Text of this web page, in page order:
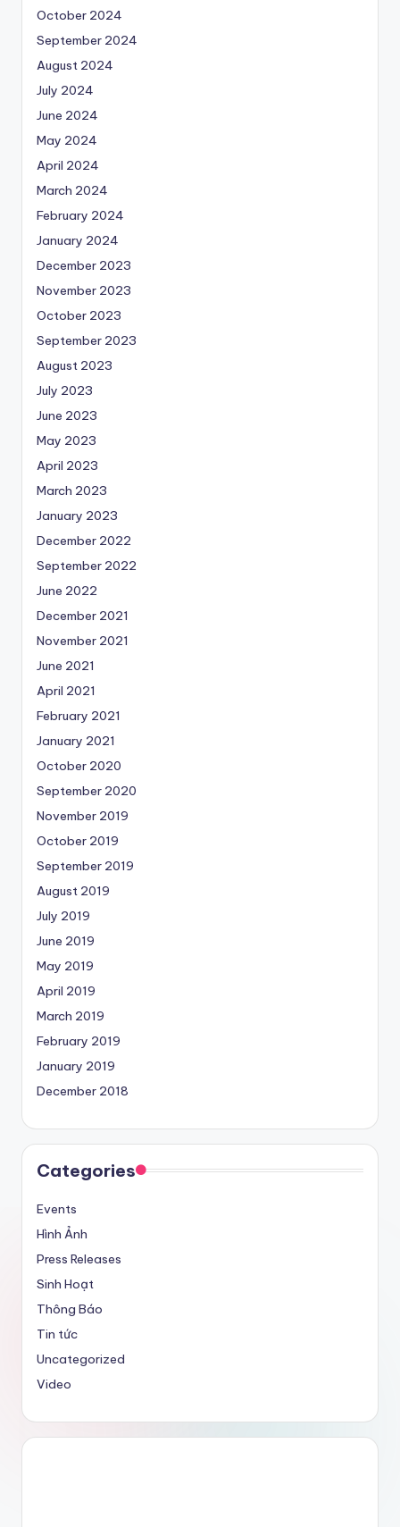
October 2024
September 2024
August 2024
July 2024
June 2024
May 2024
April 2024
March 2024
February 2024
January 2024
December 2023
November 2023
October 2023
September 2023
August 2023
July 2023
June 2023
May 2023
April 2023
March 2023
January 2023
December 2022
September 2022
June 2022
December 2021
November 2021
June 2021
April 2021
February 2021
January 2021
October 2020
September 2020
November 2019
October 2019
September 2019
August 2019
July 2019
June 2019
May 2019
April 2019
March 2019
February 2019
January 2019
December 2018
Categories
Events
Hình Ảnh
Press Releases
Sinh Hoạt
Thông Báo
Tin tức
Uncategorized
Video